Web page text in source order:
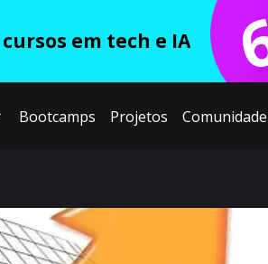
em tech e IA
Bootcamps Projetos Comunidade